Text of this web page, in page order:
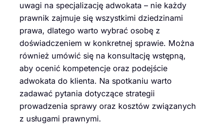
uwagi na specjalizację adwokata – nie każdy
prawnik zajmuje się wszystkimi dziedzinami
prawa, dlatego warto wybrać osobę z
doświadczeniem w konkretnej sprawie. Można
również umówić się na konsultację wstępną,
aby ocenić kompetencje oraz podejście
adwokata do klienta. Na spotkaniu warto
zadawać pytania dotyczące strategii
prowadzenia sprawy oraz kosztów związanych
z usługami prawnymi.